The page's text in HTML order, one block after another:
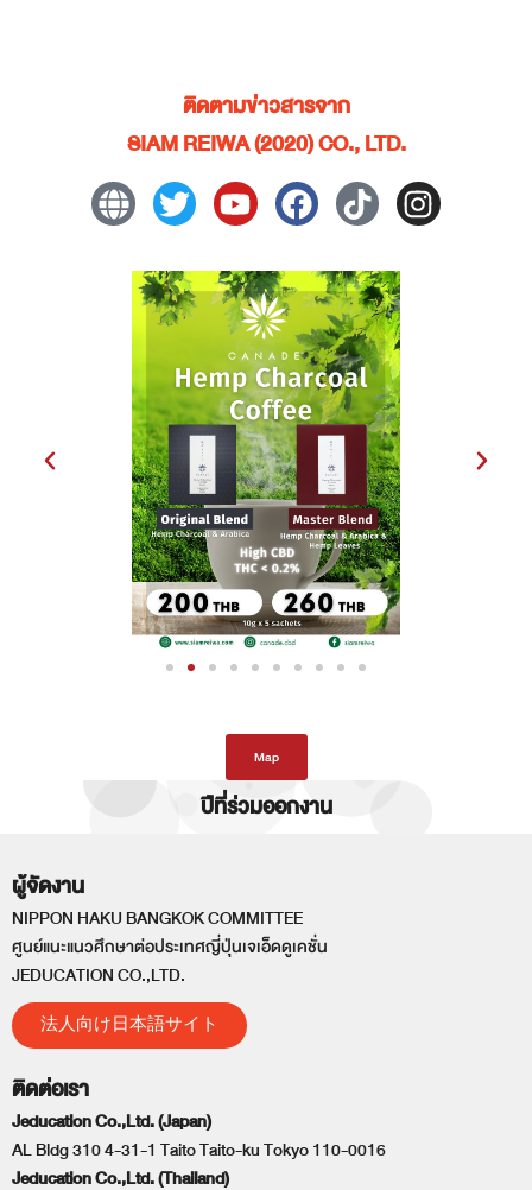
ติดตามข่าวสารจาก
SIAM REIWA (2020) CO., LTD.
Map
ปีที่ร่วมออกงาน
ผู้จัดงาน
NIPPON HAKU BANGKOK COMMITTEE
ศูนย์แนะแนวศึกษาต่อประเทศญี่ปุ่นเจเอ็ดดูเคชั่น
JEDUCATION CO.,LTD.
法人向け日本語サイト
ติดต่อเรา
Jeducation Co.,Ltd. (Japan)
AL Bldg 310 4-31-1 Taito Taito-ku Tokyo 110-0016
Jeducation Co.,Ltd. (Thailand)